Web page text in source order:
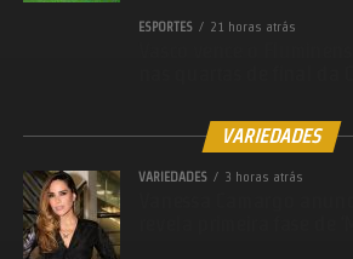
ESPORTES 21 horas atrás
VARIEDADES
VARIEDADES 3 horas atrás